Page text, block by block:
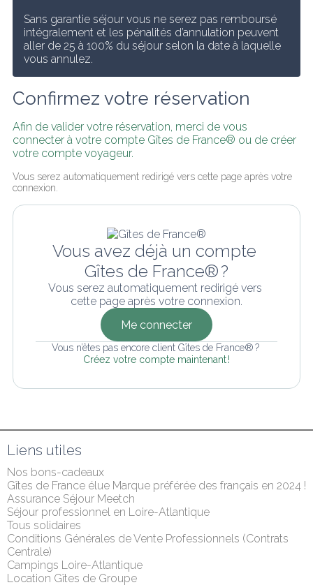
Sans garantie séjour vous ne serez pas remboursé
intégralement et les pénalités d’annulation peuvent
aller de 25 à 100% du séjour selon la date à laquelle
vous annulez.
Confirmez votre réservation
Afin de valider votre réservation, merci de vous
connecter à votre compte Gîtes de France® ou de créer
votre compte voyageur.
Vous serez automatiquement redirigé vers cette page après votre
connexion.
Vous avez déjà un compte
Gîtes de France® ?
Vous serez automatiquement redirigé vers
cette page après votre connexion.
Me connecter
Vous n’êtes pas encore client Gîtes de France® ?
Créez votre compte maintenant !
Liens utiles
Nos bons-cadeaux
Gîtes de France élue Marque préférée des français en 2024 !
Assurance Séjour Meetch
Séjour professionnel en Loire-Atlantique
Tous solidaires
Conditions Générales de Vente Professionnels (Contrats
Centrale)
Campings Loire-Atlantique
Location Gîtes de Groupe